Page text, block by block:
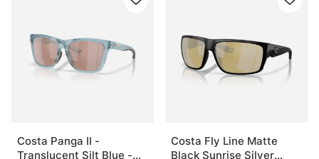
Costa Panga II -
Translucent Silt Blue -
Costa Fly Line Matte
Black Sunrise Silver